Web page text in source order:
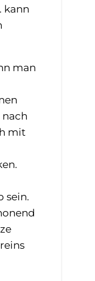
kann
man
nach
mit
sein.